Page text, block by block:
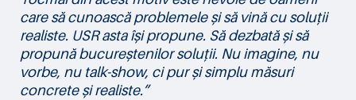
care să cunoască problemele și să vină cu soluții
realiste. USR asta își propune. Să dezbată și să
propună bucureștenilor soluții. Nu imagine, nu
vorbe, nu talk-show, ci pur și simplu măsuri
concrete și realiste.”